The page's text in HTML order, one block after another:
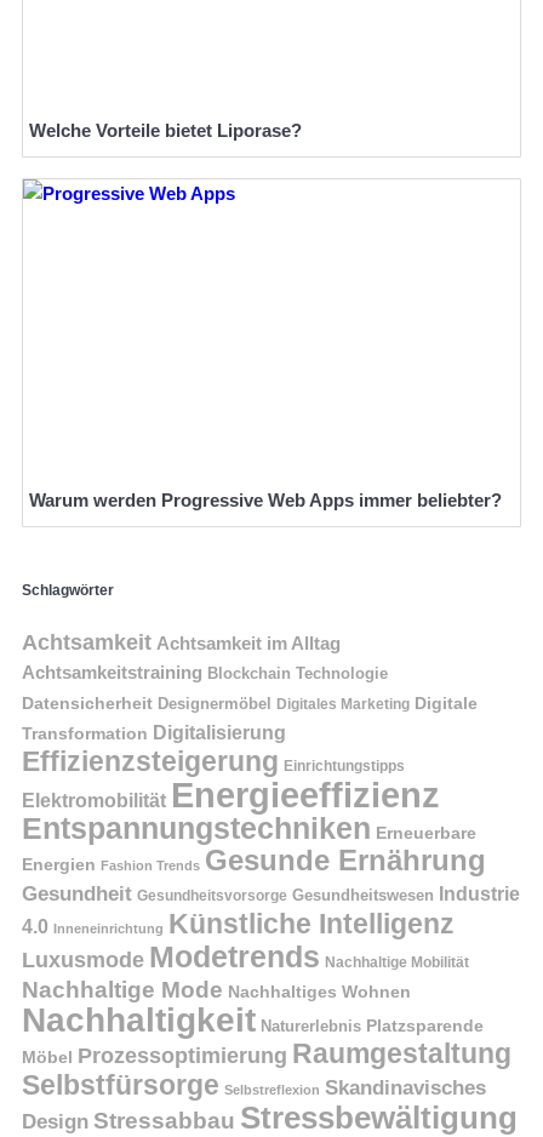
Welche Vorteile bietet Liporase?
Warum werden Progressive Web Apps immer beliebter?
Schlagwörter
Achtsamkeit Achtsamkeit im Alltag
Achtsamkeitstraining Blockchain Technologie
Datensicherheit Designermöbel Digitales Marketing Digitale
Transformation Digitalisierung
Effizienzsteigerung Einrichtungstipps
Elektromobilität Energieeffizienz
Entspannungstechniken Erneuerbare
Energien Fashion Trends Gesunde Ernährung
Gesundheit Gesundheitsvorsorge Gesundheitswesen
Industrie
4.0
Inneneinrichtung Künstliche Intelligenz
Luxusmode Modetrends Nachhaltige Mobilität
Nachhaltige Mode Nachhaltiges Wohnen
Nachhaltigkeit Naturerlebnis Platzsparende
Möbel
Prozessoptimierung Raumgestaltung
Selbstfürsorge Selbstreflexion Skandinavisches
Design Stressabbau Stressbewältigung